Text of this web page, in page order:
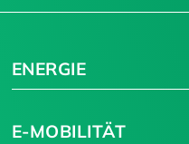
ENERGIE
E-MOBILITÄT